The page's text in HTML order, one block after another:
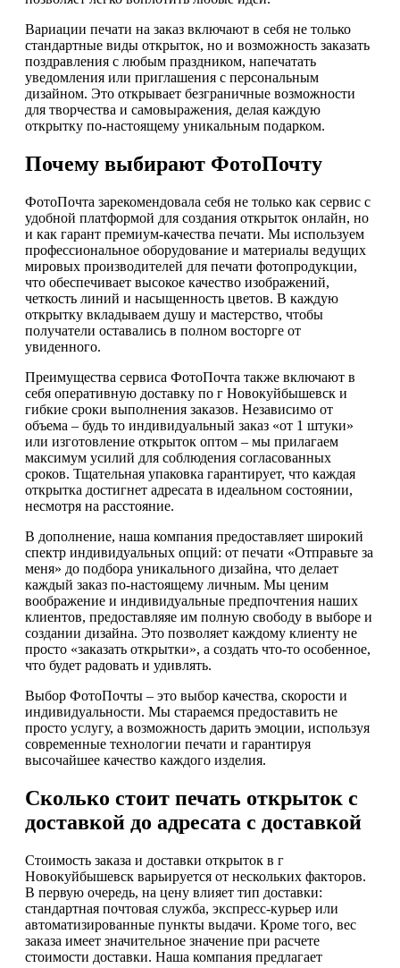
Вариации печати на заказ включают в себя не только
стандартные виды открыток, но и возможность заказать
поздравления с любым праздником, напечатать
уведомления или приглашения с персональным
дизайном. Это открывает безграничные возможности
для творчества и самовыражения, делая каждую
открытку по-настоящему уникальным подарком.
Почему выбирают ФотоПочту
ФотоПочта зарекомендовала себя не только как сервис с
удобной платформой для создания открыток онлайн, но
и как гарант премиум-качества печати. Мы используем
профессиональное оборудование и материалы ведущих
мировых производителей для печати фотопродукции,
что обеспечивает высокое качество изображений,
четкость линий и насыщенность цветов. В каждую
открытку вкладываем душу и мастерство, чтобы
получатели оставались в полном восторге от
увиденного.
Преимущества сервиса ФотоПочта также включают в
себя оперативную доставку по г Новокуйбышевск и
гибкие сроки выполнения заказов. Независимо от
объема – будь то индивидуальный заказ «от 1 штуки»
или изготовление открыток оптом – мы прилагаем
максимум усилий для соблюдения согласованных
сроков. Тщательная упаковка гарантирует, что каждая
открытка достигнет адресата в идеальном состоянии,
несмотря на расстояние.
В дополнение, наша компания предоставляет широкий
спектр индивидуальных опций: от печати «Отправьте за
меня» до подбора уникального дизайна, что делает
каждый заказ по-настоящему личным. Мы ценим
воображение и индивидуальные предпочтения наших
клиентов, предоставляяе им полную свободу в выборе и
создании дизайна. Это позволяет каждому клиенту не
просто «заказать открытки», а создать что-то особенное,
что будет радовать и удивлять.
Выбор ФотоПочты – это выбор качества, скорости и
индивидуальности. Мы стараемся предоставить не
просто услугу, а возможность дарить эмоции, используя
современные технологии печати и гарантируя
высочайшее качество каждого изделия.
Сколько стоит печать открыток с
доставкой до адресата с доставкой
Стоимость заказа и доставки открыток в г
Новокуйбышевск варьируется от нескольких факторов.
В первую очередь, на цену влияет тип доставки:
стандартная почтовая служба, экспресс-курьер или
автоматизированные пункты выдачи. Кроме того, вес
заказа имеет значительное значение при расчете
стоимости доставки. Наша компания предлагает